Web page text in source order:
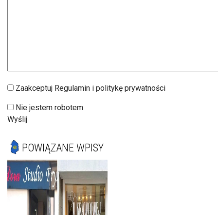
Zaakceptuj Regulamin i politykę prywatności
Nie jestem robotem
Wyślij
POWIĄZANE WPISY